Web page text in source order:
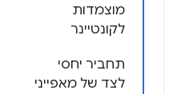
מוצמדות
לקונטיינר
תחביר יחסי
לצד של מאפייני